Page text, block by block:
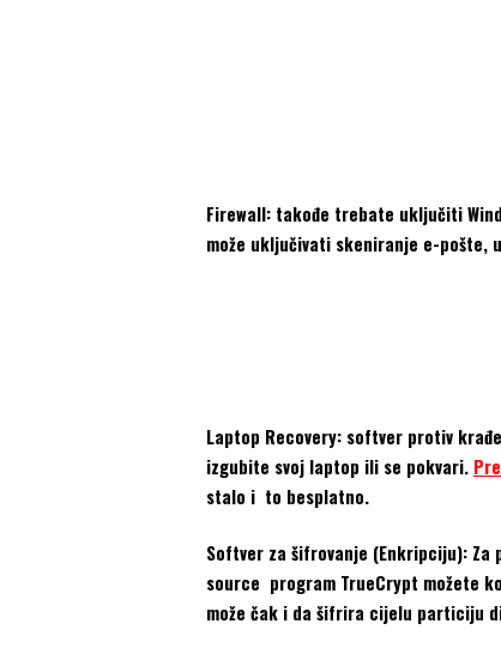
Firewall: takođe trebate uključiti
može uključivati skeniranje e-pošte,
Laptop Recovery: softver protiv
izgubite svoj laptop ili se pokvari.
stalo i to besplatno.
Softver za šifrovanje (Enkripciju): Za
source program TrueCrypt možete
može čak i da šifrira cijelu particiju